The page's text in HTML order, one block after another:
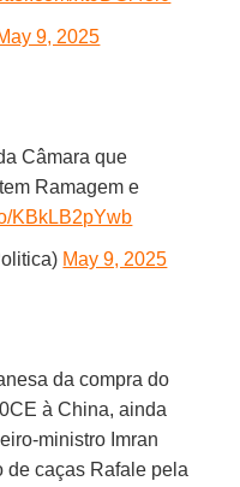
9, 2025
Câmara que
Ramagem e
KBkLB2pYwb
May 9, 2025
da compra do
à China, ainda
ministro Imran
de caças Rafale pela